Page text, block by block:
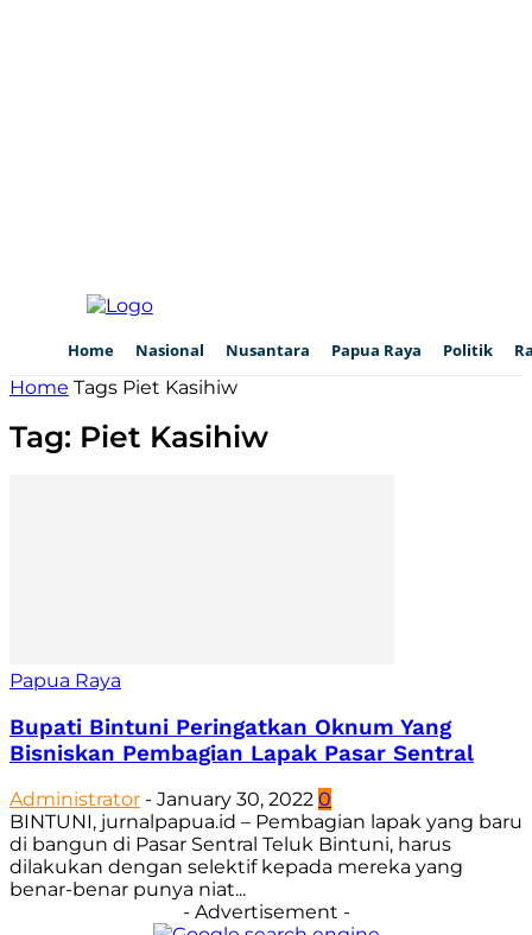
Home Nasional Nusantara Papua Raya Politik
Home Tags Piet Kasihiw
Tag: Piet Kasihiw
Papua Raya
Bupati Bintuni Peringatkan Oknum Yang
Bisniskan Pembagian Lapak Pasar Sentral
Administrator - January 30, 2022 0
BINTUNI, jurnalpapua.id – Pembagian lapak yang baru
di bangun di Pasar Sentral Teluk Bintuni, harus
dilakukan dengan selektif kepada mereka yang
benar-benar punya niat...
- Advertisement -